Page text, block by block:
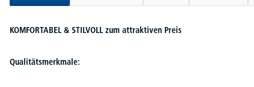
KOMFORTABEL & STILVOLL zum attraktiven Preis
Qualitätsmerkmale: